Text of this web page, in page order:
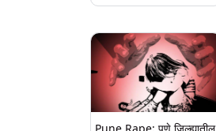
धक्कादायक घटना